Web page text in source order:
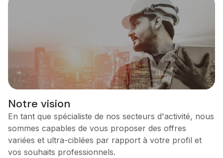
Notre vision
En tant que spécialiste de nos secteurs d'activité, nous
sommes capables de vous proposer des offres
variées et ultra-ciblées par rapport à votre profil et
vos souhaits professionnels.